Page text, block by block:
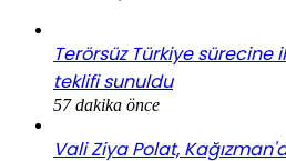
Terörsüz Türkiye sürecine
teklifi sunuldu
57 dakika önce
Vali Ziya Polat,